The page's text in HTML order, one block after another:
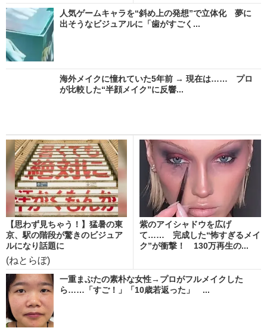
人気ゲームキャラを“斜め上の発想”で立体化 夢に
出そうなビジュアルに「歯がすごく...
海外メイクに憧れていた5年前 → 現在は…… プロ
が比較した“半顔メイク”に反響...
【思わず見ちゃう！】猛暑の東
京、駅の階段が驚きのビジュア
ルになり話題に
(ねとらぼ)
紫のアイシャドウを広げ
て…… 完成した“怖すぎるメイ
ク”が衝撃！ 130万再生の...
一重まぶたの素朴な女性→プロがフルメイクした
ら……「すご！」「10歳若返った」 ...